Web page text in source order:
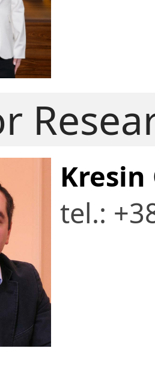
tel.: